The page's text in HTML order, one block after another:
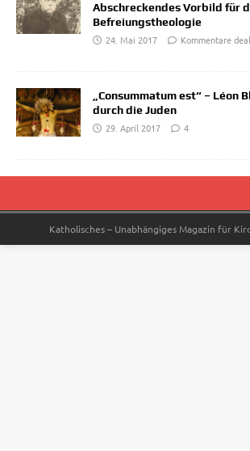
Abschreckendes Vorbild für
Befreiungstheologie
24. Mai 2017
Kommentare
„Consummatum est“ – Léon
durch die Juden
29. April 2017
4
Katholisches – Unabhängiges Magazin für